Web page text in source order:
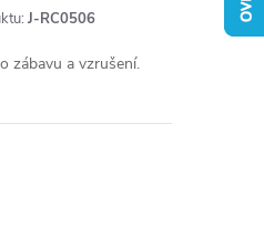
J-RC0506
zábavu a vzrušení.